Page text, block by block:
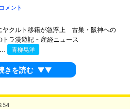
コメント
ヤクルト移籍が急浮上 古巣・阪神への
ラ漫遊記 - 産経ニュース
青柳晃洋
きを読む ▼▼